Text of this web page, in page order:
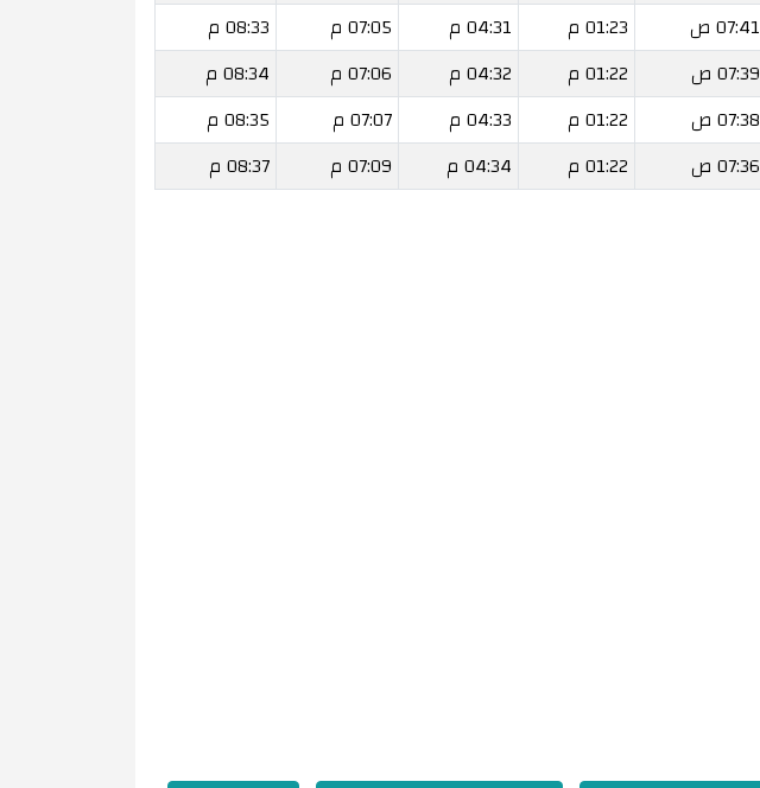
07:41 ص 01:23 م 04:31 م 07:05 م
08:33 م
07:39 ص 01:22 م 04:32 م 07:06 م
08:34 م
07:38 ص 01:22 م 04:33 م 07:07 م
08:35 م
07:36 ص 01:22 م 04:34 م 07:09 م 08:37 م